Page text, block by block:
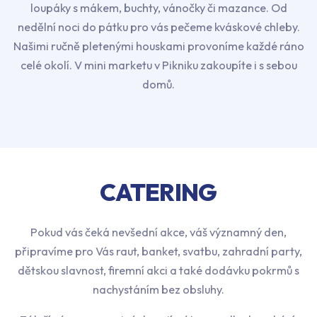
loupáky s mákem, buchty, vánočky či mazance. Od
nedělní noci do pátku pro vás pečeme kváskové chleby.
Našimi ručně pletenými houskami provoníme každé ráno
celé okolí. V mini marketu v Pikniku zakoupíte i s sebou
domů.
CATERING
Pokud vás čeká nevšední akce, váš významný den,
připravíme pro Vás raut, banket, svatbu, zahradní party,
dětskou slavnost, firemní akci a také dodávku pokrmů s
nachystáním bez obsluhy.